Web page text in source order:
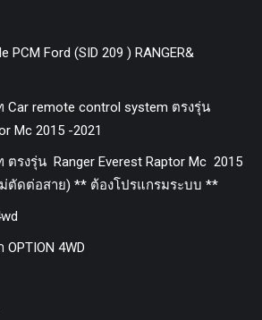
PCM Ford (SID 209 ) RANGER&
Car remote control system ตรงรุ่น
Mc 2015 -2021
รงรุ่น Ranger Everest Raptor Mc 2015
ตัดต่อสาย) ** ต้องโปรแกรมระบบ **
4WD